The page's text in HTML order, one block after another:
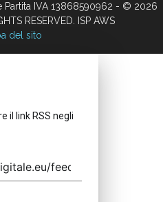
IVA 13868590962 - © 2026
RESERVED. ISP AWS
del sito
il link RSS negli